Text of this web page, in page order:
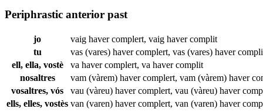
Periphrastic anterior past
jo vaig havercomplert, vaig havercomplit
tu
vas (vares) havercomplert, vas (vares) haver
ell, ella, vostè
va havercomplert, va havercomplit
nosaltres
vam (vàrem) havercomplert, vam (vàrem) haver
vosaltres, vós
vau (vàreu) havercomplert, vau (vàreu) haver
ells, elles, vostès van (varen) havercomplert, van (varen) haver